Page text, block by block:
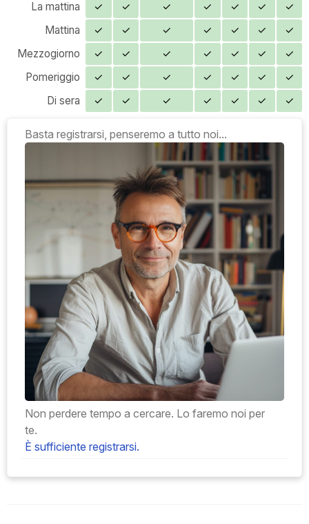
La mattina
✓ ✓ ✓ ✓ ✓ ✓
✓
Mattina
✓ ✓ ✓ ✓ ✓ ✓
✓
Mezzogiorno
✓ ✓ ✓ ✓ ✓ ✓
✓
Pomeriggio
✓ ✓ ✓ ✓ ✓ ✓
✓
Di sera
✓ ✓ ✓ ✓ ✓ ✓ ✓
Basta registrarsi, penseremo a tutto noi...
Non perdere tempo a cercare. Lo faremo noi per
te.
È sufficiente registrarsi.